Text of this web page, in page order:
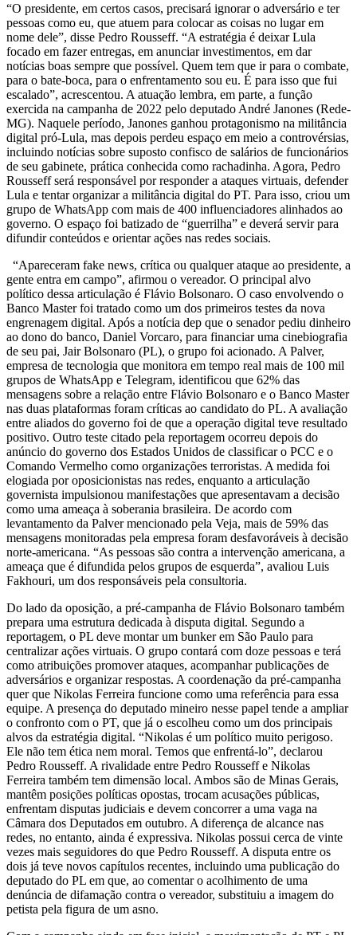
“O presidente, em certos casos, precisará ignorar o adversário e ter
pessoas como eu, que atuem para colocar as coisas no lugar em
nome dele”, disse Pedro Rousseff. “A estratégia é deixar Lula
focado em fazer entregas, em anunciar investimentos, em dar
notícias boas sempre que possível. Quem tem que ir para o combate,
para o bate-boca, para o enfrentamento sou eu. É para isso que fui
escalado”, acrescentou. A atuação lembra, em parte, a função
exercida na campanha de 2022 pelo deputado André Janones (Rede-
MG). Naquele período, Janones ganhou protagonismo na militância
digital pró-Lula, mas depois perdeu espaço em meio a controvérsias,
incluindo notícias sobre suposto confisco de salários de funcionários
de seu gabinete, prática conhecida como rachadinha. Agora, Pedro
Rousseff será responsável por responder a ataques virtuais, defender
Lula e tentar organizar a militância digital do PT. Para isso, criou um
grupo de WhatsApp com mais de 400 influenciadores alinhados ao
governo. O espaço foi batizado de “guerrilha” e deverá servir para
difundir conteúdos e orientar ações nas redes sociais.
“Apareceram fake news, crítica ou qualquer ataque ao presidente, a
gente entra em campo”, afirmou o vereador. O principal alvo
político dessa articulação é Flávio Bolsonaro. O caso envolvendo o
Banco Master foi tratado como um dos primeiros testes da nova
engrenagem digital. Após a notícia dep que o senador pediu dinheiro
ao dono do banco, Daniel Vorcaro, para financiar uma cinebiografia
de seu pai, Jair Bolsonaro (PL), o grupo foi acionado. A Palver,
empresa de tecnologia que monitora em tempo real mais de 100 mil
grupos de WhatsApp e Telegram, identificou que 62% das
mensagens sobre a relação entre Flávio Bolsonaro e o Banco Master
nas duas plataformas foram críticas ao candidato do PL. A avaliação
entre aliados do governo foi de que a operação digital teve resultado
positivo. Outro teste citado pela reportagem ocorreu depois do
anúncio do governo dos Estados Unidos de classificar o PCC e o
Comando Vermelho como organizações terroristas. A medida foi
elogiada por oposicionistas nas redes, enquanto a articulação
governista impulsionou manifestações que apresentavam a decisão
como uma ameaça à soberania brasileira. De acordo com
levantamento da Palver mencionado pela Veja, mais de 59% das
mensagens monitoradas pela empresa foram desfavoráveis à decisão
norte-americana. “As pessoas são contra a intervenção americana, a
ameaça que é difundida pelos grupos de esquerda”, avaliou Luis
Fakhouri, um dos responsáveis pela consultoria.
Do lado da oposição, a pré-campanha de Flávio Bolsonaro também
prepara uma estrutura dedicada à disputa digital. Segundo a
reportagem, o PL deve montar um bunker em São Paulo para
centralizar ações virtuais. O grupo contará com doze pessoas e terá
como atribuições promover ataques, acompanhar publicações de
adversários e organizar respostas. A coordenação da pré-campanha
quer que Nikolas Ferreira funcione como uma referência para essa
equipe. A presença do deputado mineiro nesse papel tende a ampliar
o confronto com o PT, que já o escolheu como um dos principais
alvos da estratégia digital. “Nikolas é um político muito perigoso.
Ele não tem ética nem moral. Temos que enfrentá-lo”, declarou
Pedro Rousseff. A rivalidade entre Pedro Rousseff e Nikolas
Ferreira também tem dimensão local. Ambos são de Minas Gerais,
mantêm posições políticas opostas, trocam acusações públicas,
enfrentam disputas judiciais e devem concorrer a uma vaga na
Câmara dos Deputados em outubro. A diferença de alcance nas
redes, no entanto, ainda é expressiva. Nikolas possui cerca de vinte
vezes mais seguidores do que Pedro Rousseff. A disputa entre os
dois já teve novos capítulos recentes, incluindo uma publicação do
deputado do PL em que, ao comentar o acolhimento de uma
denúncia de difamação contra o vereador, substituiu a imagem do
petista pela figura de um asno.